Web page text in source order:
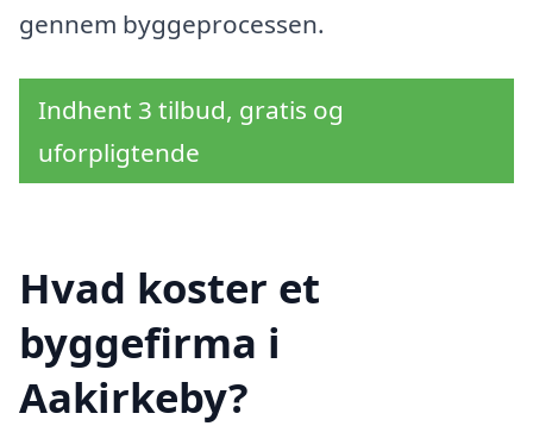
gennem byggeprocessen.
Indhent 3 tilbud, gratis og
uforpligtende
Hvad koster et
byggefirma i
Aakirkeby?